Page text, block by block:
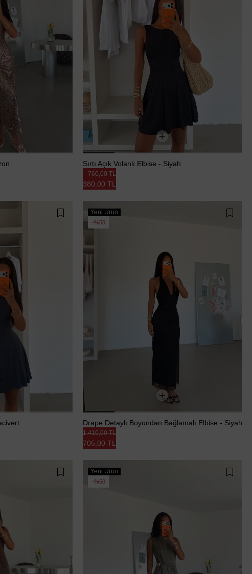
Sırtı Açık Volanlı Elbise - Siyah
380,00 TL
760,00 TL
Yeni Ürün
%50
Drape Detaylı Boyundan Bağlamalı Elbise - Siyah
705,00 TL
1.410,00 TL
Yeni Ürün
%50